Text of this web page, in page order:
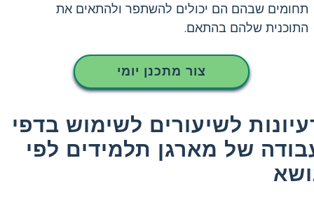
תחומים שבהם הם יכולים להשתפר ולהתאים את
התוכנית שלהם בהתאם.
צור מתכנן יומי
לשיעורים לשימוש בדפי
של מארגן תלמידים לפי